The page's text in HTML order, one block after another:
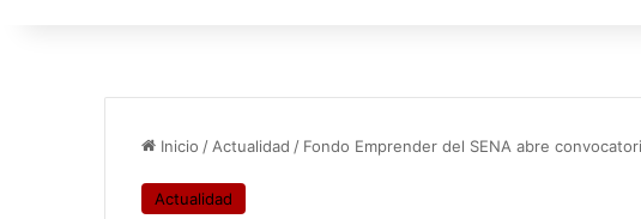
Inicio / Actualidad / Fondo Emprender del SENA abre
Actualidad